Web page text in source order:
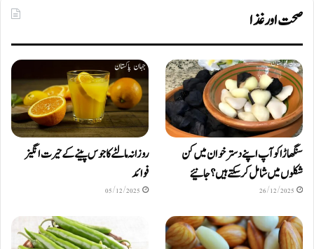
صحت اور غذا
سنگھاڑا کو آپ اپنے دستر خوان میں کن
شکلوں میں شامل کرسکتے ہیں ؟ جانیئے
26/12/2025
روزانہ مالٹے کا جوس پینے کے حیرت انگیز
فوائد
05/12/2025